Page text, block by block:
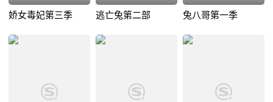
娇女毒妃第三季 逃亡兔第二部 兔八哥第一季